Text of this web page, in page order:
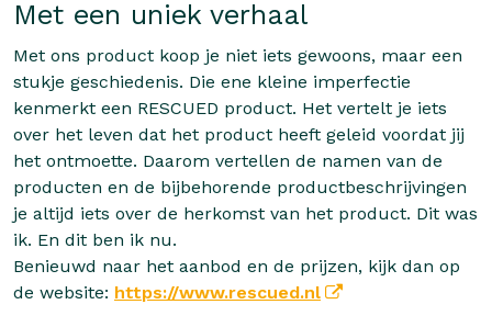
Met een uniek verhaal
Met ons product koop je niet iets gewoons, maar een
stukje geschiedenis. Die ene kleine imperfectie
kenmerkt een RESCUED product. Het vertelt je iets
over het leven dat het product heeft geleid voordat jij
het ontmoette. Daarom vertellen de namen van de
producten en de bijbehorende productbeschrijvingen
je altijd iets over de herkomst van het product. Dit was
ik. En dit ben ik nu.
Benieuwd naar het aanbod en de prijzen, kijk dan op
de website: https://www.rescued.nl